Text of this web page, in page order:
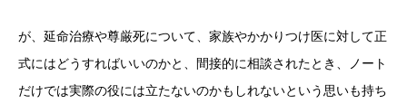
が、延命治療や尊厳死について、家族やかかりつけ医に対して正
式にはどうすればいいのかと、間接的に相談されたとき、ノート
だけでは実際の役には立たないのかもしれないという思いも持ち